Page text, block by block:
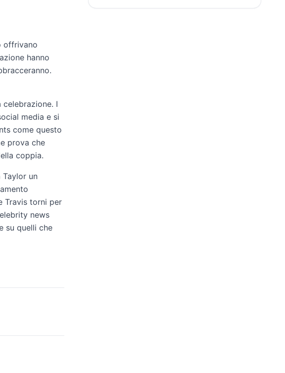
offrivano
hanno
I
media e si
come questo
prova che
coppia.
un
Travis torni per
news
su quelli che